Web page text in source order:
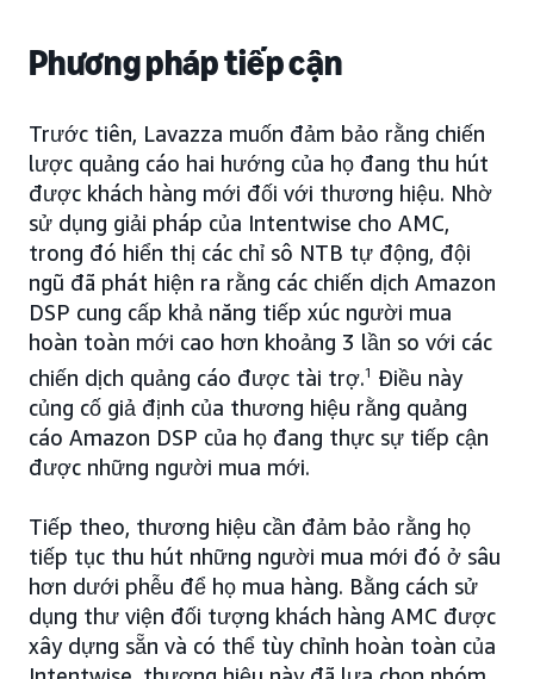
Phương pháp tiếp cận
Trước tiên, Lavazza muốn đảm bảo rằng chiến
lược quảng cáo hai hướng của họ đang thu hút
được khách hàng mới đối với thương hiệu. Nhờ
sử dụng giải pháp của Intentwise cho AMC,
trong đó hiển thị các chỉ sô NTB tự động, đội
ngũ đã phát hiện ra rằng các chiến dịch Amazon
DSP cung cấp khả năng tiếp xúc người mua
hoàn toàn mới cao hơn khoảng 3 lần so với các
chiến dịch quảng cáo được tài trợ.1
Điều này
củng cố giả định của thương hiệu rằng quảng
cáo Amazon DSP của họ đang thực sự tiếp cận
được những người mua mới.
Tiếp theo, thương hiệu cần đảm bảo rằng họ
tiếp tục thu hút những người mua mới đó ở sâu
hơn dưới phễu để họ mua hàng. Bằng cách sử
dụng thư viện đối tượng khách hàng AMC được
xây dựng sẵn và có thể tùy chỉnh hoàn toàn của